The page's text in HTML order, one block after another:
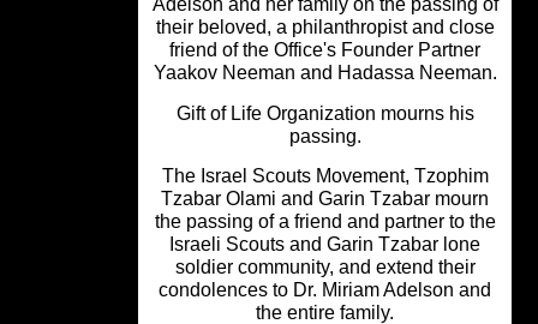
Adelson and her family on the
their beloved, a philanthropist and
friend of the Office's Founder
Yaakov Neeman and Hadassa
Gift of Life Organization mourns his
passing.
The Israel Scouts Movement,
Tzabar Olami and Garin Tzabar
the passing of a friend and partner to
Israeli Scouts and Garin Tzabar
soldier community, and extend their
condolences to Dr. Miriam Adelson
the entire family.